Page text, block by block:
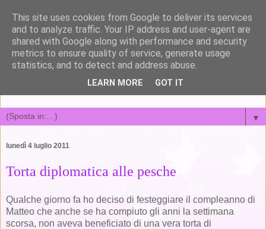
Susy's kitchen
amore, cucina e altre catastrofi
▼
lunedì 4 luglio 2011
Torta diplomatica alle pesche
Qualche giorno fa ho deciso di festeggiare il compleanno di
Matteo che anche se ha compiuto gli anni la settimana
scorsa, non aveva beneficiato di una vera torta di
This site uses cookies from Google to deliver its services
and to analyze traffic. Your IP address and user-agent are
shared with Google along with performance and security
metrics to ensure quality of service, generate usage
statistics, and to detect and address abuse.
LEARN MORE GOT IT